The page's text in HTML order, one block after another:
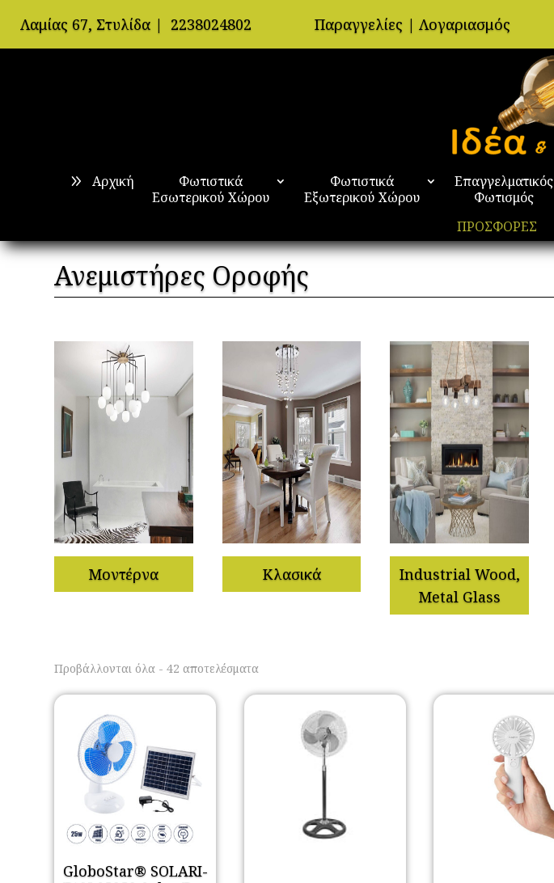
Λαμίας 67, Στυλίδα | 2238024802 Παραγγελίες |Λογαριασμός
Αρχική
Φωτιστικά
Εσωτερικού Χώρου
Φωτιστικά
Εξωτερικού Χώρου
Επαγγελματικός
Φωτισμός
ΠΡΟΣΦΟΡΕΣ
Ανεμιστήρες Οροφής
Μοντέρνα Κλασικά
Industrial Wood,
Metal Glass
Προβάλλονται όλα - 42 αποτελέσματα
by
popularity
GloboStar® SOLARI-